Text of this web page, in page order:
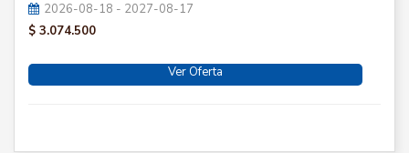
2026-08-18 - 2027-08-17
$ 3.074.500
Ver Oferta